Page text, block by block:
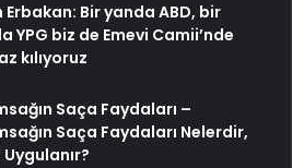
Erbakan: Bir yanda ABD, bir
YPG biz de Emevi Camii’nde
kılıyoruz
Saça Faydaları –
Saça Faydaları Nelerdir,
Uygulanır?